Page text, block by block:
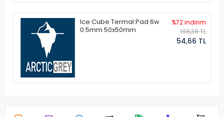
Ice Cube Termal Pad 6w
0.5mm 50x50mm
%72 indirim
198,38 TL
54,66 TL